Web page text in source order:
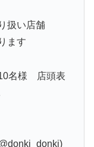
扱い店舗
ます
名様 店頭表